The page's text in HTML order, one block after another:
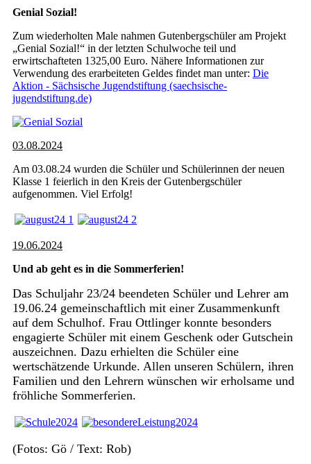
Genial Sozial!
Zum wiederholten Male nahmen Gutenbergschüler am Projekt
„Genial Sozial!“ in der letzten Schulwoche teil und
erwirtschafteten 1325,00 Euro. Nähere Informationen zur
Verwendung des erarbeiteten Geldes findet man unter: Die
Aktion - Sächsische Jugendstiftung (saechsische-
jugendstiftung.de)
03.08.2024
Am 03.08.24 wurden die Schüler und Schülerinnen der neuen
Klasse 1 feierlich in den Kreis der Gutenbergschüler
aufgenommen. Viel Erfolg!
19.06.2024
Und ab geht es in die Sommerferien!
Das Schuljahr 23/24 beendeten Schüler und Lehrer am
19.06.24 gemeinschaftlich mit einer Zusammenkunft
auf dem Schulhof. Frau Ottlinger konnte besonders
engagierte Schüler mit einem Geschenk oder Gutschein
auszeichnen. Dazu erhielten die Schüler eine
wertschätzende Urkunde. Allen unseren Schülern, ihren
Familien und den Lehrern wünschen wir erholsame und
fröhliche Sommerferien.
(Fotos: Gö / Text: Rob)